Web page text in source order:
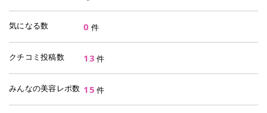
気になる数 0 件
クチコミ投稿数 13 件
みんなの美容レポ数 15 件